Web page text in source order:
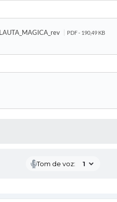
PDF - 190,49 KB
Tom de voz: